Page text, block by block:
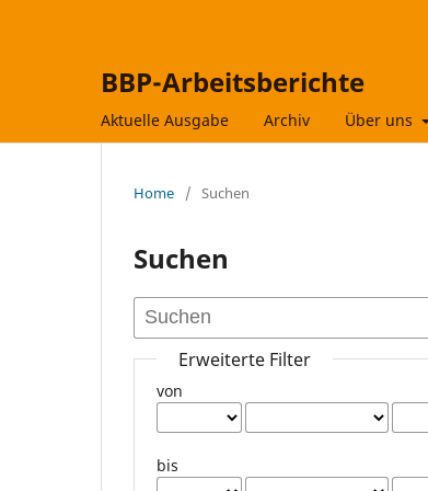
BBP-Arbeitsberichte
Aktuelle Ausgabe Archiv Über uns
Home / Suchen
Suchen
Erweiterte Filter
von
bis